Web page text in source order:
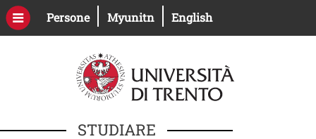
Salta al contenuto principale
PersoneApri il link in una nuova finestra
MyunitnApri il link in una nuova
English
STUDIARE